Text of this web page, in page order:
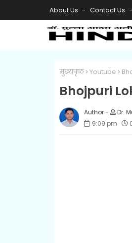
About Us Contact Us
मुख्यपृष्ठ Youtube
Bhojpuri
Dr.
9:09 pm